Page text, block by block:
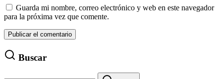
Guarda mi nombre, correo electrónico y web en este navegador
para la próxima vez que comente.
Buscar